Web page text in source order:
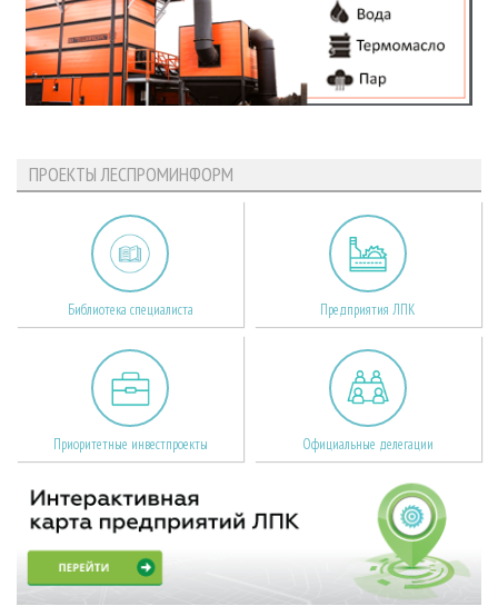
ПРОЕКТЫ ЛЕСПРОМИНФОРМ
Библиотека специалиста Предприятия ЛПК
Приоритетные инвестпроекты Официальные делегации